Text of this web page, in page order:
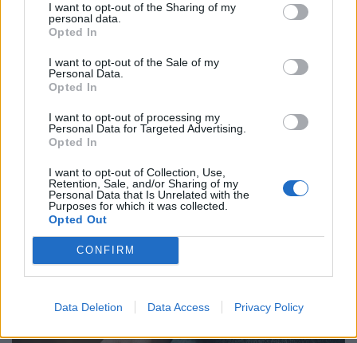
I want to opt-out of the Sharing of my
personal data.
Opted In
I want to opt-out of the Sale of my
Personal Data.
Opted In
I want to opt-out of processing my
Personal Data for Targeted Advertising.
Opted In
I want to opt-out of Collection, Use,
Retention, Sale, and/or Sharing of my
Personal Data that Is Unrelated with the
Purposes for which it was collected.
Opted Out
CONFIRM
Data Deletion Data Access Privacy Policy
900 ezres a fizetés átlagosan ennél a hazai
vállalatnál: sok álláshoz még tapasztalat sem
Heti összefoglaló a Pénzcentrum legolvasottabb
cikkeiből: ezek a témák mozgatták meg leginkább az